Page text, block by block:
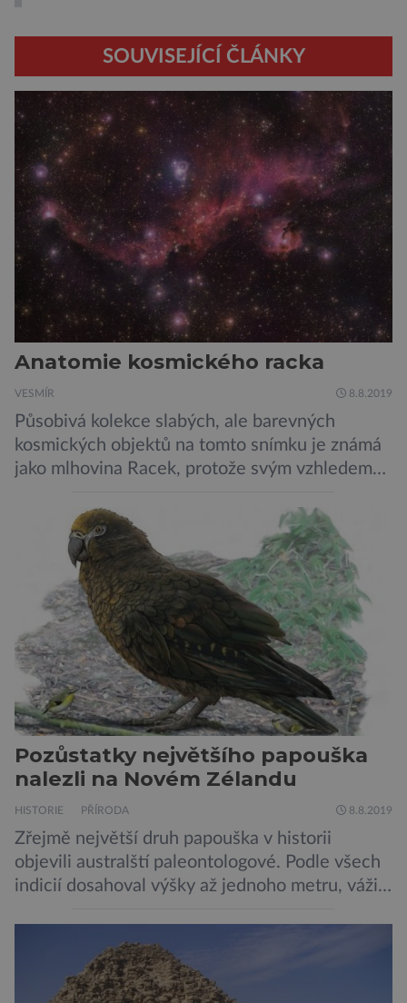
SOUVISEJÍCÍ ČLÁNKY
Anatomie kosmického racka
VESMÍR 8.8.2019
Působivá kolekce slabých, ale barevných
kosmických objektů na tomto snímku je známá
jako mlhovina Racek, protože svým vzhledem
prachu, vodíku, hélia a malého množství těžších
chemických prvků. Celá oblast je místem zrodu
nových hvězd. Mimořádné rozlišení tohoto
záběru pořízeného pomocí přehlídkového
teleskopu ESO/VST odhaluje detaily
jednotlivých astronomických objektů, […]
Pozůstatky největšího papouška
nalezli na Novém Zélandu
HISTORIE PŘÍRODA 8.8.2019
Zřejmě největší druh papouška v historii
objevili australští paleontologové. Podle všech
indicií dosahoval výšky až jednoho metru, vážil
pojmenování Heracles inexpectatus a doba
jeho života je datována přibližně před 19